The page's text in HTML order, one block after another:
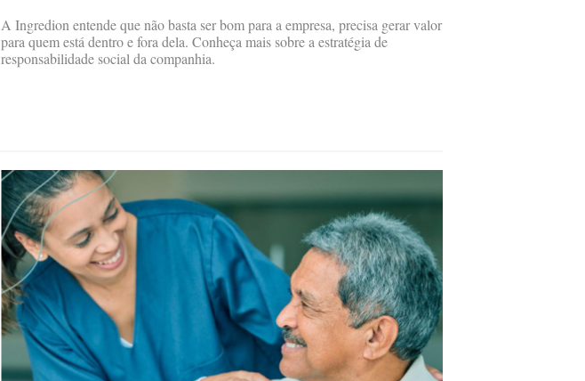
A Ingredion entende que não basta ser bom para a empresa, precisa gerar valor
para quem está dentro e fora dela. Conheça mais sobre a estratégia de
responsabilidade social da companhia.